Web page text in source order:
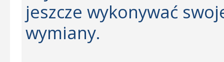
jeszcze wykonywać
wymiany.